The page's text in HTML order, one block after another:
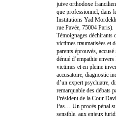
juive orthodoxe
que professionnel, dans
Institutions Yad
rue Pavée, 75004 Paris).
Témoignages déchirants
victimes traumatisées et
parents éprouvés, accusé
dénué d’empathie envers
victimes et en pleine
accusatoire, diagnostic
d’un expert psychiatre,
remarquable des débats
Président de la Cour
Pas… Un procès pénal
sensible, aux enjeux